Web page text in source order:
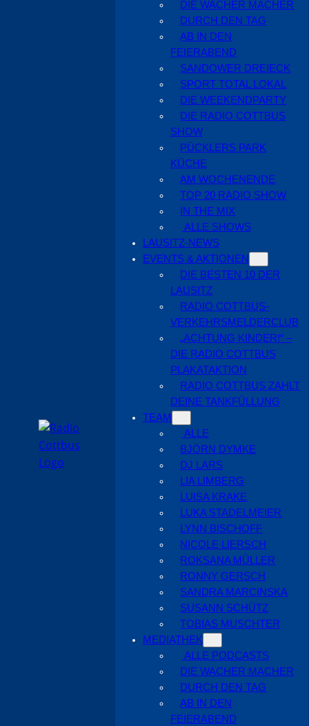
DIE WACHER MACHER
DURCH DEN TAG
AB IN DEN
FEIERABEND
SANDOWER DREIECK
SPORT TOTAL LOKAL
DIE WEEKENDPARTY
DIE RADIO COTTBUS
SHOW
PÜCKLERS PARK
KÜCHE
AM WOCHENENDE
TOP 20 RADIO SHOW
IN THE MIX
ALLE SHOWS
LAUSITZ-NEWS
EVENTS & AKTIONEN
DIE BESTEN 10 DER
LAUSITZ
RADIO COTTBUS-
VERKEHRSMELDERCLUB
„ACHTUNG KINDER!“ –
DIE RADIO COTTBUS
PLAKATAKTION
RADIO COTTBUS ZAHLT
DEINE TANKFÜLLUNG
TEAM
ALLE
BJÖRN DYMKE
DJ LARS
LIA LIMBERG
LUISA KRAKE
LUKA STADELMEIER
LYNN BISCHOFF
NICOLE LIERSCH
ROKSANA MÜLLER
RONNY GERSCH
SANDRA MARCINSKA
SUSANN SCHÜTZ
TOBIAS MUSCHTER
MEDIATHEK
ALLE PODCASTS
DIE WACHER MACHER
DURCH DEN TAG
AB IN DEN
FEIERABEND